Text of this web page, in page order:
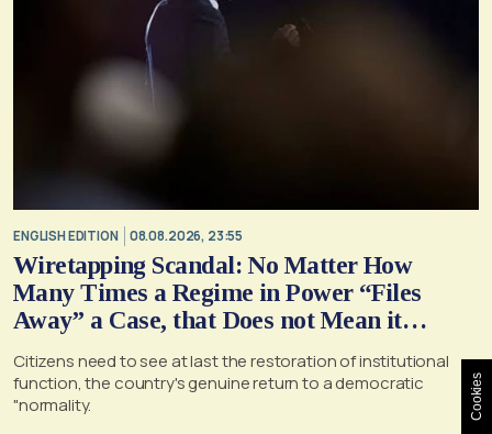
ENGLISH EDITION 08.08.2026, 23:55
Wiretapping Scandal: No Matter How
Many Times a Regime in Power “Files
Away” a Case, that Does not Mean it
Citizens need to see at last the restoration of institutional
function, the country's genuine return to a democratic
"normality.
Cookies